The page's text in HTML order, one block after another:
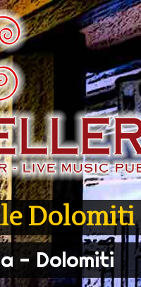
Dolomiti
- Dolomiti